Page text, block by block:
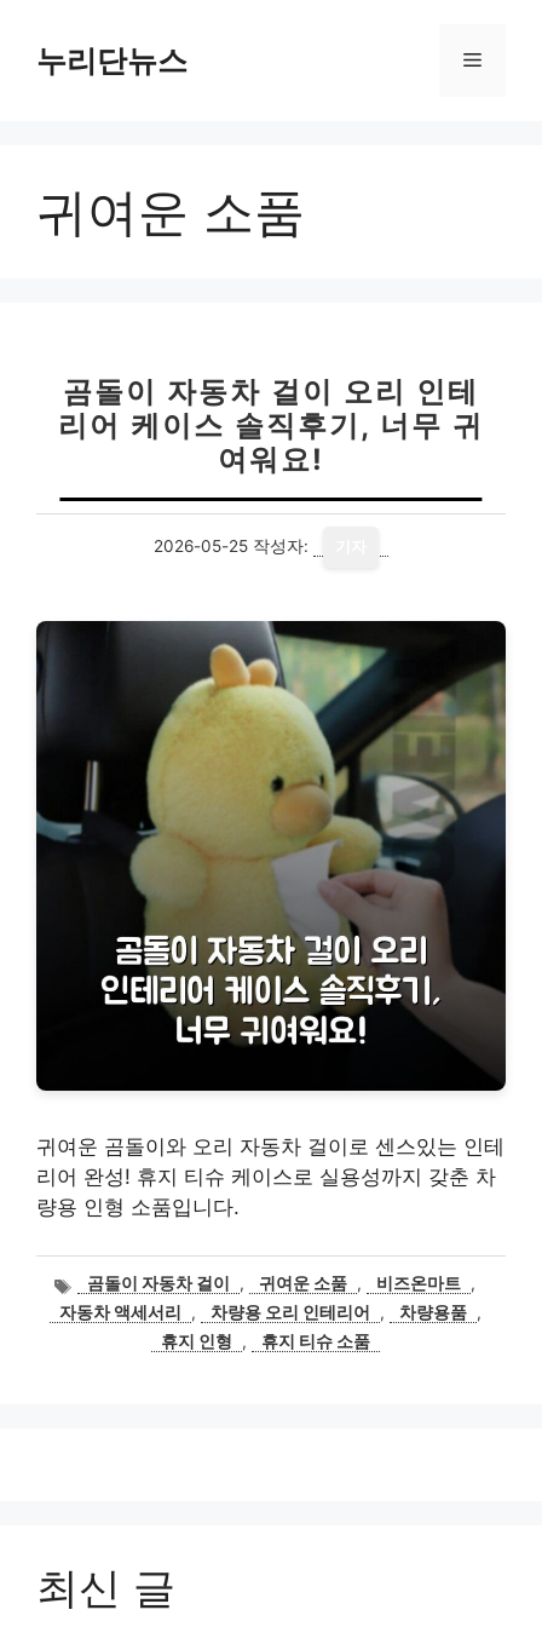
누리단뉴스 메
귀여운 소품
곰돌이 자동차 걸이 오리 인테
리어 케이스 솔직후기, 너무 귀
여워요!
2026-05-25 작성자:
귀여운 곰돌이와 오리 자동차 걸이로 센스있는 인테
리어 완성! 휴지 티슈 케이스로 실용성까지 갖춘 차
량용 인형 소품입니다.
태
그
곰돌이 자동차 걸이 , 귀여운 소품 , 비즈온마트 ,
자동차 액세서리
, 차량용 오리 인테리어 , 차량용품 ,
휴지 인형
, 휴지 티슈 소품
최신 글